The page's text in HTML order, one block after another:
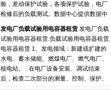
安装在电厂5号机6号机配电房6kv母线
侧，经过一个17个小时的时间，用户准确
记录了启备变组运行之后的各项参数与技
术指标，为之后的正式送电提供了强力的
技术支持和依据
验，差动保护试验，各项保护试验，电厂
检修后的负载测试。数据中心提供数据中
心假负载满载测试方案和测试报告。同时
提供负载租赁、租赁转购买等多种服务。
船厂精确检测船用发电机组的输出功率与
带载能力，协助船厂进行整船验收，系泊
试验、航行试验、负荷试验等。医院负载
系统可对应急、后备发电机组进行专业、
全面的检测维护，避免因医院断电二导致
发电厂负载试验用电容器租赁 发电厂负载
试验用电容器租赁.负载试验用电容器租赁.
电容器租赁 1、发电领域：新建或扩建的
水电、蓄水储能、燃煤电厂、燃气电厂、
核电站。 . 在电厂设备安装、调试结束
后，检查二次部分的测量、控制、保护、
信号装置与回路的正确性， 需在系统低压